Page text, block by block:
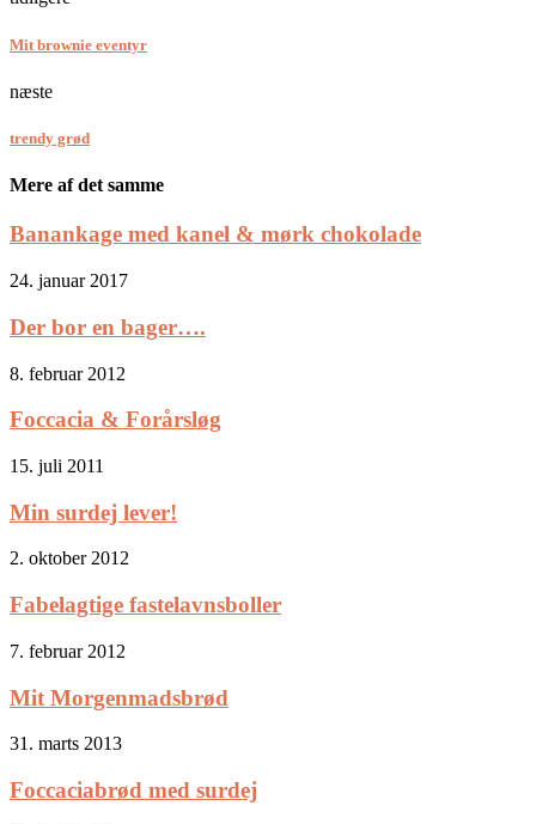
Mit brownie eventyr
næste
trendy grød
Mere af det samme
Banankage med kanel & mørk chokolade
24. januar 2017
Der bor en bager….
8. februar 2012
Foccacia & Forårsløg
15. juli 2011
Min surdej lever!
2. oktober 2012
Fabelagtige fastelavnsboller
7. februar 2012
Mit Morgenmadsbrød
31. marts 2013
Foccaciabrød med surdej